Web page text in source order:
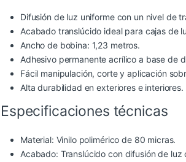
Difusión de luz uniforme con un nivel de
Acabado translúcido ideal para cajas de
Ancho de bobina: 1,23 metros.
Adhesivo permanente acrílico a base de
Fácil manipulación, corte y aplicación
Alta durabilidad en exteriores e interiores.
Especificaciones técnicas
Material: Vinilo polimérico de 80 micras.
Acabado: Translúcido con difusión de luz